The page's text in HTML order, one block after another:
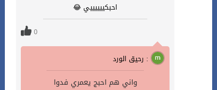
احبكييييييي 😂
0
رحيق الورد :
واني هم احبج يعمري فدوا